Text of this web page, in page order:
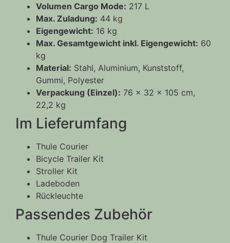
Volumen Cargo Mode: 217 L
Max. Zuladung: 44 kg
Eigengewicht: 16 kg
Max. Gesamtgewicht inkl. Eigengewicht: 60
kg
Material: Stahl, Aluminium, Kunststoff,
Gummi, Polyester
Verpackung (Einzel): 76 × 32 × 105 cm,
22,2 kg
Im Lieferumfang
Thule Courier
Bicycle Trailer Kit
Stroller Kit
Ladeboden
Rückleuchte
Passendes Zubehör
Thule Courier Dog Trailer Kit